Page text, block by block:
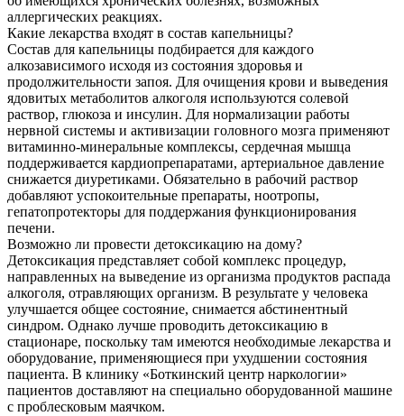
аллергических реакциях.
Какие лекарства входят в состав капельницы?
Состав для капельницы подбирается для каждого
алкозависимого исходя из состояния здоровья и
продолжительности запоя. Для очищения крови и выведения
ядовитых метаболитов алкоголя используются солевой
раствор, глюкоза и инсулин. Для нормализации работы
нервной системы и активизации головного мозга применяют
витаминно-минеральные комплексы, сердечная мышца
поддерживается кардиопрепаратами, артериальное давление
снижается диуретиками. Обязательно в рабочий раствор
добавляют успокоительные препараты, ноотропы,
гепатопротекторы для поддержания функционирования
печени.
Возможно ли провести детоксикацию на дому?
Детоксикация представляет собой комплекс процедур,
направленных на выведение из организма продуктов распада
алкоголя, отравляющих организм. В результате у человека
улучшается общее состояние, снимается абстинентный
синдром. Однако лучше проводить детоксикацию в
стационаре, поскольку там имеются необходимые лекарства и
оборудование, применяющиеся при ухудшении состояния
пациента. В клинику «Боткинский центр наркологии»
пациентов доставляют на специально оборудованной машине
с проблесковым маячком.